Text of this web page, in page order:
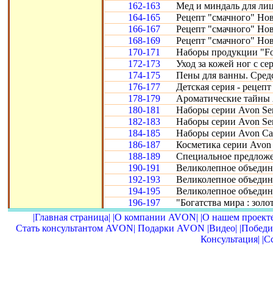
162-163
Мед и миндаль для
164-165
Рецепт "смачного"
166-167
Рецепт "смачного"
168-169
Рецепт "смачного"
170-171
Наборы продукции
172-173
Уход за кожей ног с
174-175
Пены для ванны.
176-177
Детская серия -
178-179
Ароматические тайны
180-181
Наборы серии Avon
182-183
Наборы серии Avon
184-185
Наборы серии Avon
186-187
Косметика серии Avon
188-189
Специальное
190-191
Великолепное
192-193
Великолепное
194-195
Великолепное
196-197
"Богатства мира :
|Главная страница| |О компании AVON| |О нашем
Стать консультантом AVON| Подарки AVON |Видео|
Консультация|